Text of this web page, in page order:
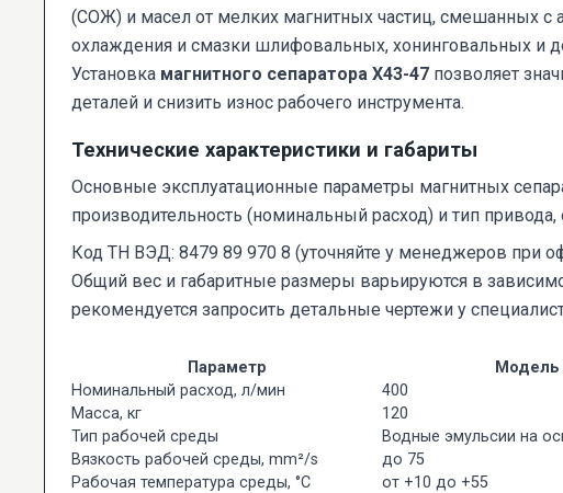
(СОЖ) и масел от мелких магнитных частиц, смешанных с
охлаждения и смазки шлифовальных, хонинговальных и
Установка магнитного сепаратора Х43-47 позволяет
деталей и снизить износ рабочего инструмента.
Технические характеристики и габариты
Основные эксплуатационные параметры магнитных
производительность (номинальный расход) и тип
Код ТН ВЭД: 8479 89 970 8 (уточняйте у менеджеров при
Общий вес и габаритные размеры варьируются в
рекомендуется запросить детальные чертежи у
Параметр Модель
Номинальный расход, л/мин
400
Масса, кг
120
Тип рабочей среды
Водные эмульсии на
Вязкость рабочей среды, mm²/s
до 75
Рабочая температура среды, °С
от +10 до +55